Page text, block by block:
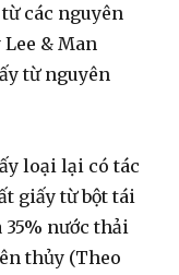
các nguyên
& Man
từ nguyên
loại lại có tác
giấy từ bột tái
nước thải
thủy (Theo